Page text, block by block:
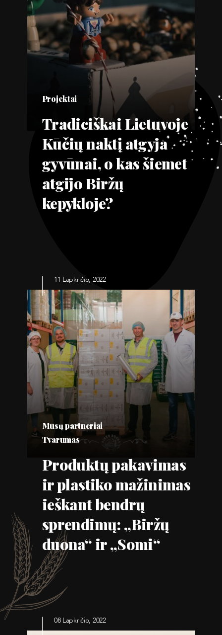
Projektai
Tradiciškai Lietuvoje
Kūčių naktį atgyja
gyvūnai, o kas šiemet
atgijo Biržų
kepykloje?
11 Lapkričio, 2022
Mūsų partneriai
Tvarumas
Produktų pakavimas
ir plastiko mažinimas
ieškant bendrų
sprendimų: „Biržų
duona“ ir „Somi“
08 Lapkričio, 2022